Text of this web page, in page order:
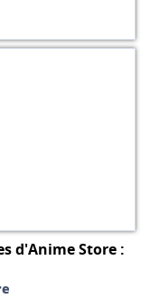
d'Anime Store :